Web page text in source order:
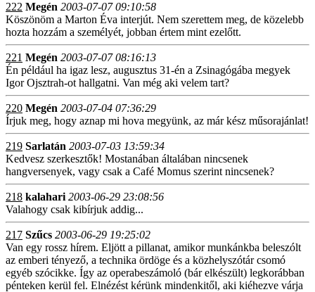
222 Megén 2003-07-07 09:10:58
Köszönöm a Marton Éva interjút. Nem szerettem meg, de közelebb
hozta hozzám a személyét, jobban értem mint ezelőtt.
221 Megén 2003-07-07 08:16:13
Én például ha igaz lesz, augusztus 31-én a Zsinagógába megyek
Igor Ojsztrah-ot hallgatni. Van még aki velem tart?
220 Megén 2003-07-04 07:36:29
Írjuk meg, hogy aznap mi hova megyünk, az már kész műsorajánlat!
219 Sarlatán 2003-07-03 13:59:34
Kedvesz szerkesztők! Mostanában általában nincsenek
hangversenyek, vagy csak a Café Momus szerint nincsenek?
218 kalahari 2003-06-29 23:08:56
Valahogy csak kibírjuk addig...
217 Szűcs 2003-06-29 19:25:02
Van egy rossz hírem. Eljött a pillanat, amikor munkánkba beleszólt
az emberi tényező, a technika ördöge és a közhelyszótár csomó
egyéb szócikke. Így az operabeszámoló (bár elkészült) legkorábban
pénteken kerül fel. Elnézést kérünk mindenkitől, aki kiéhezve várja